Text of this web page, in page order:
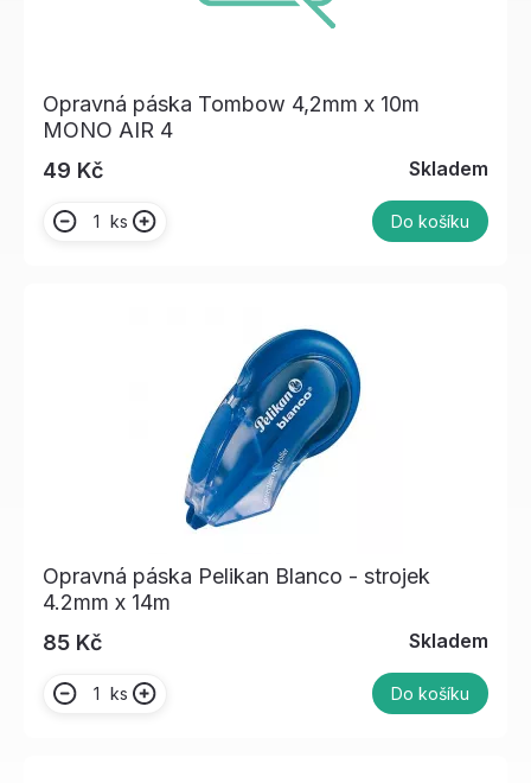
Opravná páska Tombow 4,2mm x 10m
MONO AIR 4
49 Kč
Skladem
ks Do košíku
Opravná páska Pelikan Blanco - strojek
4.2mm x 14m
85 Kč
Skladem
ks Do košíku